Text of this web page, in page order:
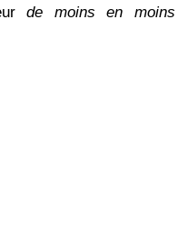
de moins en moins